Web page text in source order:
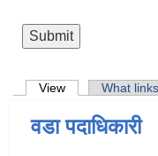
Primary tabs
View (active tab)
What
वडा पदाधिकारी